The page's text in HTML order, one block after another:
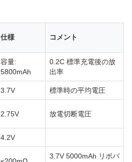
仕様 コメント
容量:
5800mAh
0.2C 標準充電後の放
出率
3.7V 標準時の平均電圧
2.75V 放電切断電圧
4.2V
3.7V 5000mAh リポバ